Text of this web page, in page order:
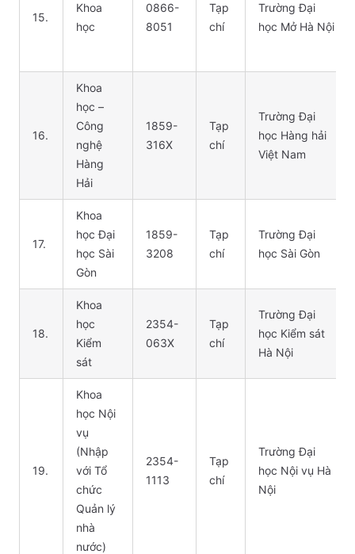
15.
Khoa
học
0866-
8051
Tạp
chí
Trường Đại
học Mở Hà Nội
16.
Khoa
học –
Công
nghệ
Hàng
Hải
1859-
316X
Tạp
chí
Trường Đại
học Hàng hải
Việt Nam
17.
Khoa
học Đại
học Sài
Gòn
1859-
3208
Tạp
chí
Trường Đại
học Sài Gòn
18.
Khoa
học
Kiểm
sát
2354-
063X
Tạp
chí
Trường Đại
học Kiểm sát
Hà Nội
19.
Khoa
học Nội
vụ
(Nhập
với Tổ
chức
Quản lý
nhà
nước)
2354-
1113
Tạp
chí
Trường Đại
học Nội vụ Hà
Nội